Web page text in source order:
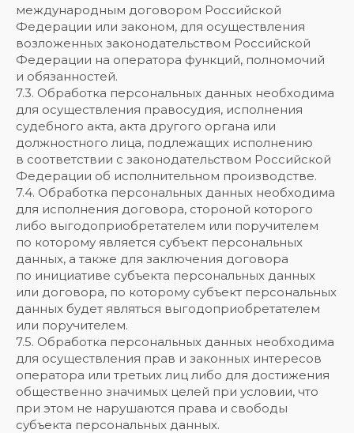
международным договором Российской
Федерации или законом, для осуществления
возложенных законодательством Российской
Федерации на оператора функций, полномочий
и обязанностей.
7.3. Обработка персональных данных необходима
для осуществления правосудия, исполнения
судебного акта, акта другого органа или
должностного лица, подлежащих исполнению
в соответствии с законодательством Российской
Федерации об исполнительном производстве.
7.4. Обработка персональных данных необходима
для исполнения договора, стороной которого
либо выгодоприобретателем или поручителем
по которому является субъект персональных
данных, а также для заключения договора
по инициативе субъекта персональных данных
или договора, по которому субъект персональных
данных будет являться выгодоприобретателем
или поручителем.
7.5. Обработка персональных данных необходима
для осуществления прав и законных интересов
оператора или третьих лиц либо для достижения
общественно значимых целей при условии, что
при этом не нарушаются права и свободы
субъекта персональных данных.